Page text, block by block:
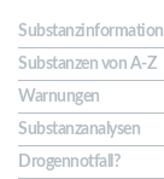
Substanzen von A-Z
Warnungen
Substanzanalysen
Drogennotfall?